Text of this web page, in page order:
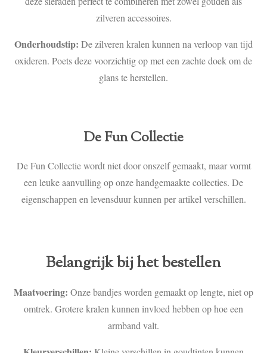
zilveren accessoires.
Onderhoudstip: De zilveren kralen kunnen na verloop van tijd
oxideren. Poets deze voorzichtig op met een zachte doek om de
glans te herstellen.
De Fun Collectie
De Fun Collectie wordt niet door onszelf gemaakt, maar vormt
een leuke aanvulling op onze handgemaakte collecties. De
eigenschappen en levensduur kunnen per artikel verschillen.
Belangrijk bij het bestellen
Maatvoering: Onze bandjes worden gemaakt op lengte, niet op
omtrek. Grotere kralen kunnen invloed hebben op hoe een
armband valt.